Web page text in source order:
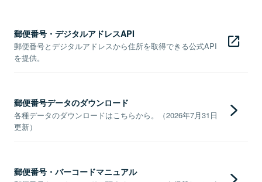
郵便番号・デジタルアドレスAPI
郵便番号とデジタルアドレスから住所を取得できる公式API
を提供。
郵便番号データのダウンロード
各種データのダウンロードはこちらから。（2026年7月31日
更新）
郵便番号・バーコードマニュアル